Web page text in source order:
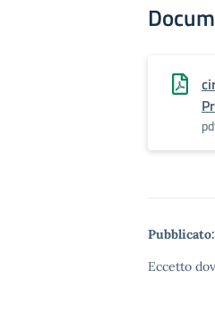
Pubblicato:
Eccetto